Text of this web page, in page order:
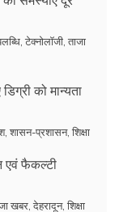
टेक्नोलॉजी ताजा
को मान्यता
, शासन-प्रशासन, शिक्षा
एवं फैकल्टी
खबर देहरादून, शिक्षा